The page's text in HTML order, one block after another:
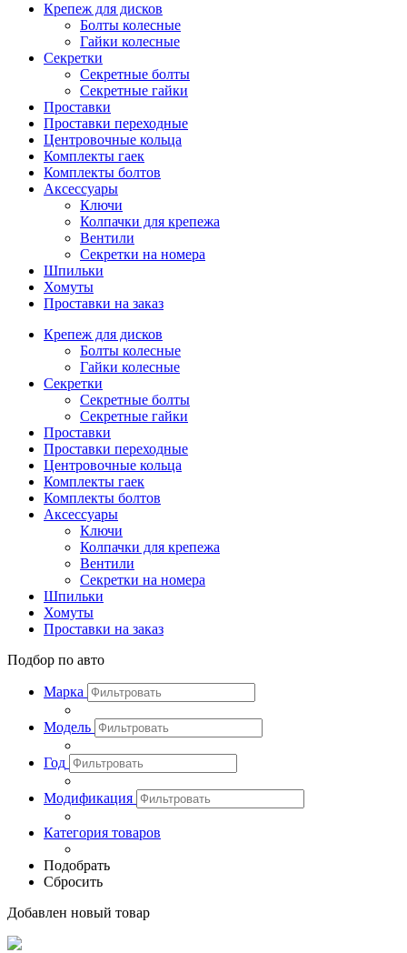
Крепеж для дисков
Болты колесные
Гайки колесные
Секретки
Секретные болты
Секретные гайки
Проставки
Проставки переходные
Центровочные кольца
Комплекты гаек
Комплекты болтов
Аксессуары
Ключи
Колпачки для крепежа
Вентили
Секретки на номера
Шпильки
Хомуты
Проставки на заказ
Крепеж для дисков
Болты колесные
Гайки колесные
Секретки
Секретные болты
Секретные гайки
Проставки
Проставки переходные
Центровочные кольца
Комплекты гаек
Комплекты болтов
Аксессуары
Ключи
Колпачки для крепежа
Вентили
Секретки на номера
Шпильки
Хомуты
Проставки на заказ
Подбор по авто
Марка
Модель
Год
Модификация
Категория товаров
Подобрать
Сбросить
Добавлен новый товар